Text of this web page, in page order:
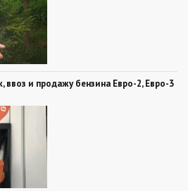
ввоз и продажу бензина Евро-2, Евро-3